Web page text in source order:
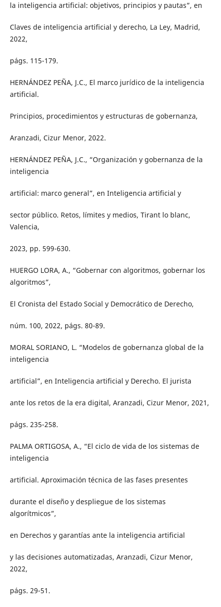
la inteligencia artificial: objetivos, principios y pautas”, en
Claves de inteligencia artificial y derecho, La Ley, Madrid,
2022,
págs. 115-179.
HERNÁNDEZ PEÑA, J.C., El marco jurídico de la inteligencia
artificial.
Principios, procedimientos y estructuras de gobernanza,
Aranzadi, Cizur Menor, 2022.
HERNÁNDEZ PEÑA, J.C., “Organización y gobernanza de la
inteligencia
artificial: marco general”, en Inteligencia artificial y
sector público. Retos, límites y medios, Tirant lo blanc,
Valencia,
2023, pp. 599-630.
HUERGO LORA, A., “Gobernar con algoritmos, gobernar los
algoritmos”,
El Cronista del Estado Social y Democrático de Derecho,
núm. 100, 2022, págs. 80-89.
MORAL SORIANO, L. “Modelos de gobernanza global de la
inteligencia
artificial”, en Inteligencia artificial y Derecho. El jurista
ante los retos de la era digital, Aranzadi, Cizur Menor, 2021,
págs. 235-258.
PALMA ORTIGOSA, A., “El ciclo de vida de los sistemas de
inteligencia
artificial. Aproximación técnica de las fases presentes
durante el diseño y despliegue de los sistemas
algorítmicos”,
en Derechos y garantías ante la inteligencia artificial
y las decisiones automatizadas, Aranzadi, Cizur Menor,
2022,
págs. 29-51.